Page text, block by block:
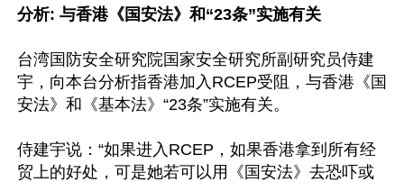
分析: 与香港《国安法》和“23条”实施有关
台湾国防安全研究院国家安全研究所副研究员侍建
宇，向本台分析指香港加入RCEP受阻，与香港《国
安法》和《基本法》“23条”实施有关。
侍建宇说：“如果进入RCEP，如果香港拿到所有经
贸上的好处，可是她若可以用《国安法》去恐吓或